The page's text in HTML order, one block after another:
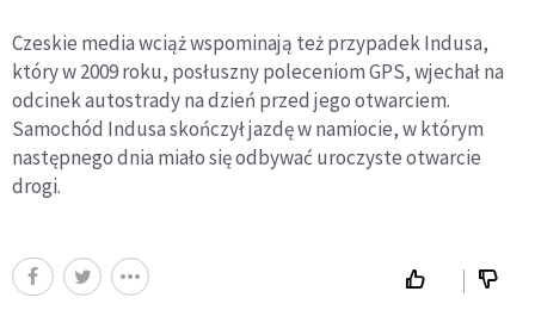
Czeskie media wciąż wspominają też przypadek Indusa,
który w 2009 roku, posłuszny poleceniom GPS, wjechał na
odcinek autostrady na dzień przed jego otwarciem.
Samochód Indusa skończył jazdę w namiocie, w którym
następnego dnia miało się odbywać uroczyste otwarcie
drogi.